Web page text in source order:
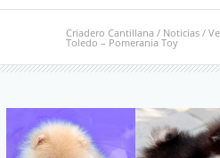
Criadero Cantillana / Noticias /
Toledo – Pomerania Toy